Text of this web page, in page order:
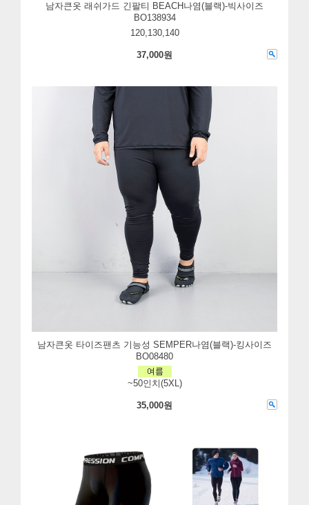
남자큰옷 래쉬가드 긴팔티 BEACH나염(블랙)-빅사이즈
BO138934
120,130,140
37,000원
남자큰옷 타이즈팬츠 기능성 SEMPER나염(블랙)-킹사이즈
BO08480
~50인치(5XL)
35,000원